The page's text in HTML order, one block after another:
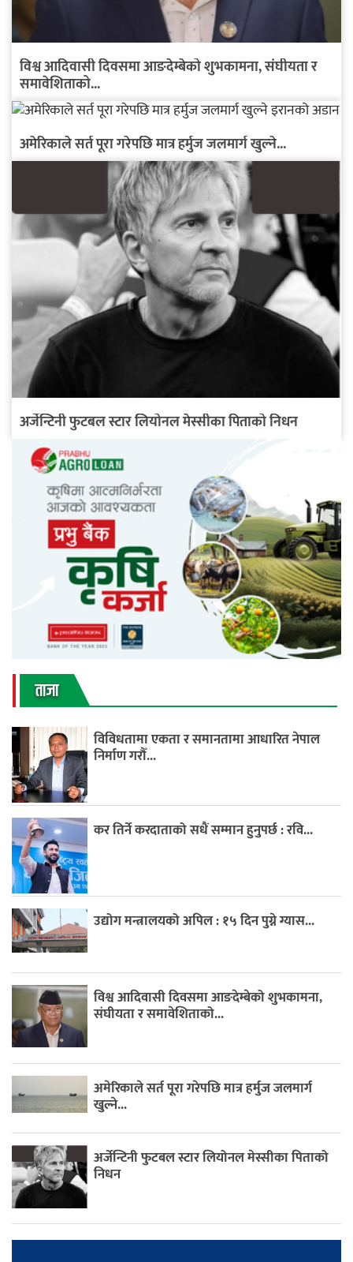
विश्व आदिवासी दिवसमा आङदेम्बेको शुभकामना, संघीयता र
समावेशिताको...
अमेरिकाले सर्त पूरा गरेपछि मात्र हर्मुज जलमार्ग खुल्ने...
अर्जेन्टिनी फुटबल स्टार लियोनल मेस्सीका पिताको निधन
ताजा
विविधतामा एकता र समानतामा आधारित नेपाल
निर्माण गरौँ...
कर तिर्ने करदाताको सधैं सम्मान हुनुपर्छ : रवि...
उद्योग मन्त्रालयको अपिल : १५ दिन पुग्ने ग्यास...
विश्व आदिवासी दिवसमा आङदेम्बेको शुभकामना,
संघीयता र समावेशिताको...
अमेरिकाले सर्त पूरा गरेपछि मात्र हर्मुज जलमार्ग
खुल्ने...
अर्जेन्टिनी फुटबल स्टार लियोनल मेस्सीका पिताको
निधन